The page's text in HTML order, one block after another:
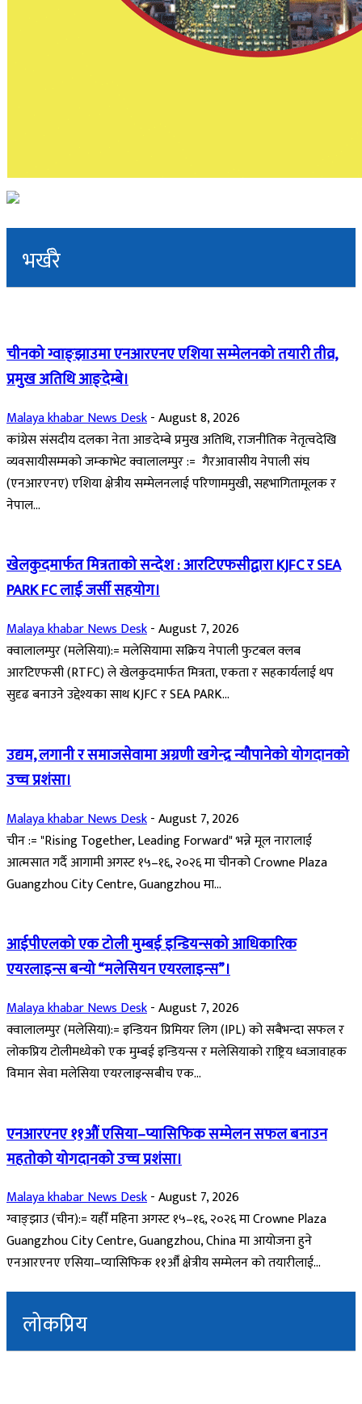
भर्खरै
चीनको ग्वाङ्झाउमा एनआरएनए एशिया सम्मेलनको तयारी तीव्र,
प्रमुख अतिथि आङ्देम्बे।
Malaya khabar News Desk-August 8, 2026
कांग्रेस संसदीय दलका नेता आङदेम्बे प्रमुख अतिथि, राजनीतिक नेतृत्वदेखि
व्यवसायीसम्मको जम्काभेट क्वालालम्पुर := गैरआवासीय नेपाली संघ
(एनआरएनए) एशिया क्षेत्रीय सम्मेलनलाई परिणाममुखी, सहभागितामूलक र
नेपाल...
खेलकुदमार्फत मित्रताको सन्देश : आरटिएफसीद्वारा KJFC र SEA
PARK FC लाई जर्सी सहयोग।
Malaya khabar News Desk-August 7, 2026
क्वालालम्पुर (मलेसिया):= मलेसियामा सक्रिय नेपाली फुटबल क्लब
आरटिएफसी (RTFC) ले खेलकुदमार्फत मित्रता, एकता र सहकार्यलाई थप
सुदृढ बनाउने उद्देश्यका साथ KJFC र SEA PARK...
उद्यम, लगानी र समाजसेवामा अग्रणी खगेन्द्र न्यौपानेको योगदानको
उच्च प्रशंसा।
Malaya khabar News Desk-August 7, 2026
चीन := "Rising Together, Leading Forward" भन्ने मूल नारालाई
आत्मसात गर्दै आगामी अगस्ट १५–१६, २०२६ मा चीनको Crowne Plaza
Guangzhou City Centre, Guangzhou मा...
आईपीएलको एक टोली मुम्बई इन्डियन्सको आधिकारिक
एयरलाइन्स बन्यो “मलेसियन एयरलाइन्स”।
Malaya khabar News Desk-August 7, 2026
क्वालालम्पुर (मलेसिया):= इन्डियन प्रिमियर लिग (IPL) को सबैभन्दा सफल र
लोकप्रिय टोलीमध्येको एक मुम्बई इन्डियन्स र मलेसियाको राष्ट्रिय ध्वजावाहक
विमान सेवा मलेसिया एयरलाइन्सबीच एक...
एनआरएनए ११औं एसिया–प्यासिफिक सम्मेलन सफल बनाउन
महतोको योगदानको उच्च प्रशंसा।
Malaya khabar News Desk-August 7, 2026
ग्वाङ्झाउ (चीन):= यहीँ महिना अगस्ट १५–१६, २०२६ मा Crowne Plaza
Guangzhou City Centre, Guangzhou, China मा आयोजना हुने
एनआरएनए एसिया–प्यासिफिक ११औँ क्षेत्रीय सम्मेलन को तयारीलाई...
लोकप्रिय